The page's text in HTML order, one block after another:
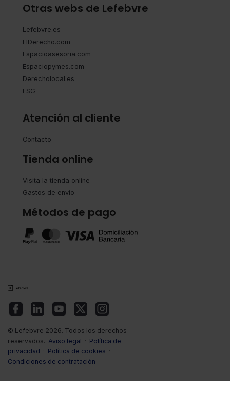
Otras webs de Lefebvre
Lefebvre.es
ElDerecho.com
Espacioasesoria.com
Espaciopymes.com
Derecholocal.es
ESG
Atención al cliente
Contacto
Tienda online
Visita la tienda online
Gastos de envío
Métodos de pago
© Lefebvre 2026. Todos los derechos
reservados. Aviso legal · Política de
privacidad · Política de cookies ·
Condiciones de contratación